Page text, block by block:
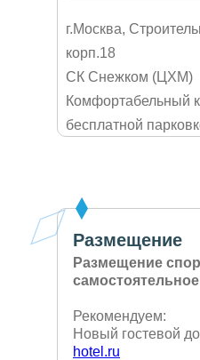
г.Москва,
корп.18
СК Снежком (ЦХМ)
Комфортабельный
бесплатной
Размещение
Рекомендуем:
Новый гостевой
hotel.ru
Размещение